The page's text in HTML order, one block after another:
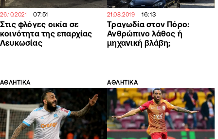
26.10.2021 07:51
Στις φλόγες οικία σε
κοινότητα της επαρχίας
Λευκωσίας
21.08.2019 16:13
Τραγωδία στον Πόρο:
Ανθρώπινο λάθος ή
μηχανική βλάβη;
ΑΘΛΗΤΙΚΑ ΑΘΛΗΤΙΚΑ